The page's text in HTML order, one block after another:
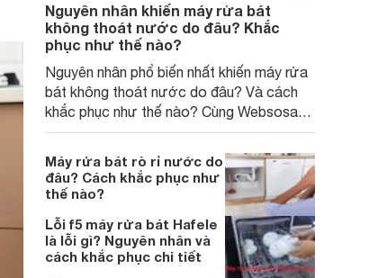
Nguyên nhân khiến máy rửa bát
không thoát nước do đâu? Khắc
phục như thế nào?
Nguyên nhân phổ biến nhất khiến máy rửa
bát không thoát nước do đâu? Và cách
khắc phục như thế nào? Cùng Websosanh
tìm hiểu ngay trong nội dung sau.
Máy rửa bát rò rỉ nước do
đâu? Cách khắc phục như
thế nào?
Lỗi f5 máy rửa bát Hafele
là lỗi gì? Nguyên nhân và
cách khắc phục chi tiết